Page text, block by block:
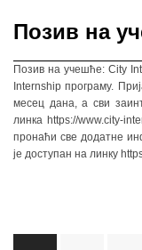
Позив на
Позив на учешће: City
Internship програму.
месец дана, а сви
линка https://www.city-
пронаћи све додатне
је доступан на линку